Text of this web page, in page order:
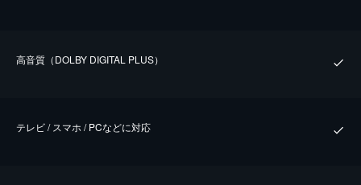
⾼⾳質（DOLBY DIGITAL PLUS）
テレビ / スマホ / PCなどに対応